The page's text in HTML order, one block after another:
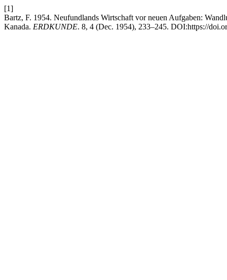
[1]
Bartz, F. 1954. Neufundlands Wirtschaft vor neuen Aufgaben:
Kanada. ERDKUNDE. 8, 4 (Dec. 1954), 233–245. DOI:https://